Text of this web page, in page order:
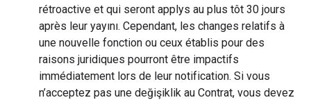
rétroactive et qui seront applys au plus tôt 30 jours
après leur yayını. Cependant, les changes relatifs à
une nouvelle fonction ou ceux établis pour des
raisons juridiques pourront être impactifs
immédiatement lors de leur notification. Si vous
n’acceptez pas une değişiklik au Contrat, vous devez